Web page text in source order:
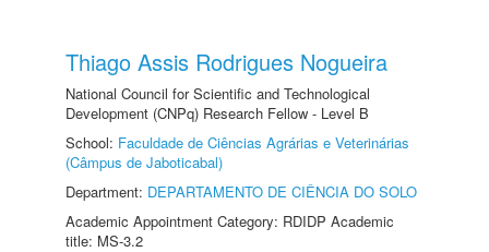
Thiago Assis Rodrigues Nogueira
National Council for Scientific and Technological
Development (CNPq) Research Fellow - Level B
School: Faculdade de Ciências Agrárias e Veterinárias
(Câmpus de Jaboticabal)
Department: DEPARTAMENTO DE CIÊNCIA DO SOLO
Academic Appointment Category: RDIDP Academic
title: MS-3.2